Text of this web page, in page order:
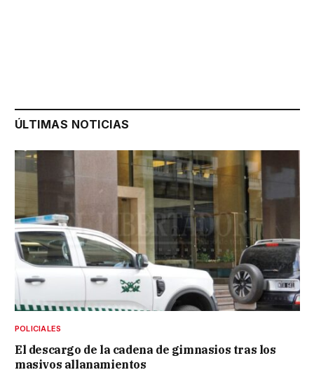
ÚLTIMAS NOTICIAS
POLICIALES
El descargo de la cadena de gimnasios tras los
masivos allanamientos